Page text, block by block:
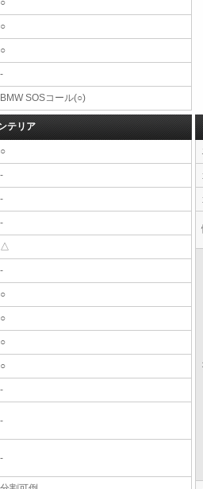
○
○
○
-
BMW SOSコール(○)
テリア
○
-
-
-
△
-
○
○
○
○
-
-
-